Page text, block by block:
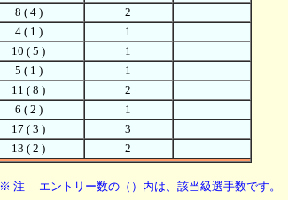
8 ( 4 )
2
4 ( 1 )
1
10 ( 5 )
1
5 ( 1 )
1
11 ( 8 )
2
6 ( 2 )
1
17 ( 3 )
3
13 ( 2 ) 2
※ 注 エントリー数の（）内は、該当級選手数です。